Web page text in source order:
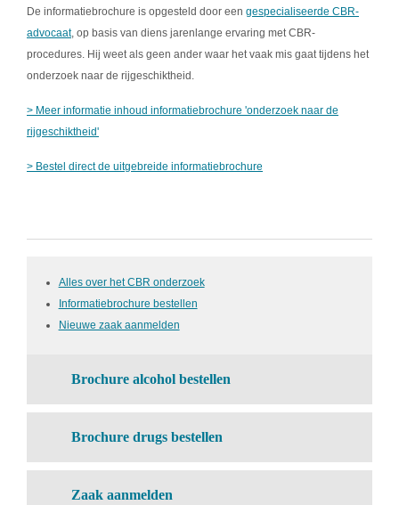
De informatiebrochure is opgesteld door een gespecialiseerde CBR-
advocaat, op basis van diens jarenlange ervaring met CBR-
procedures. Hij weet als geen ander waar het vaak mis gaat tijdens het
onderzoek naar de rijgeschiktheid.
> Meer informatie inhoud informatiebrochure 'onderzoek naar de
rijgeschiktheid'
> Bestel direct de uitgebreide informatiebrochure
Alles over het CBR onderzoek
Informatiebrochure bestellen
Nieuwe zaak aanmelden
Brochure alcohol bestellen
Brochure drugs bestellen
Zaak aanmelden